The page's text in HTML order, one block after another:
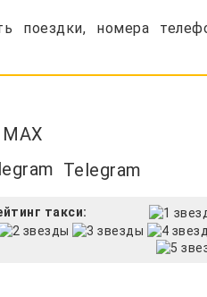
поездки, номера
MAX
Telegram
такси: